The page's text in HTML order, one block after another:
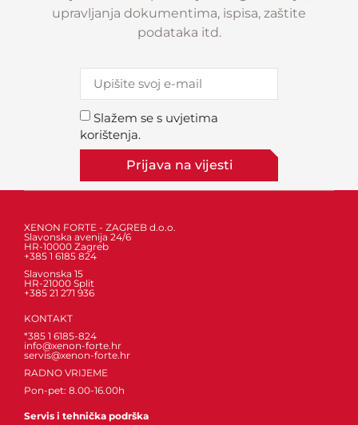
upravljanja dokumentima, ispisa, zaštite
podataka itd.
Slažem se s uvjetima
korištenja.
Prijava na vijesti
XENON FORTE - ZAGREB d.o.o.
Slavonska avenija 24/6
HR-10000 Zagreb
+385 1 6185 824
Slavonska 15
HR-21000 Split
+385 21 271 936
KONTAKT
*385 1 6185-824
info@xenon-forte.hr
servis@xenon-forte.hr
RADNO VRIJEME
Pon-pet: 8.00-16.00h
Servis i tehnička podrška